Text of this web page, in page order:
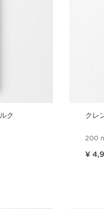
ルク クレ
200
¥